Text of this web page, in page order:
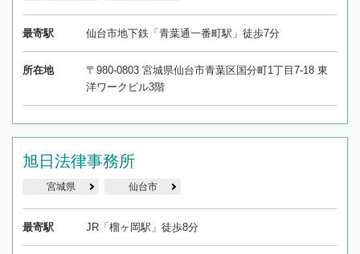
最寄駅 仙台市地下鉄「青葉通一番町駅」徒歩7分
所在地
〒980-0803 宮城県仙台市青葉区国分町1丁目7-18 東
洋ワークビル3階
旭日法律事務所
宮城県 仙台市
最寄駅 JR「榴ヶ岡駅」徒歩8分